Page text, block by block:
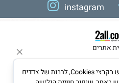
instagram
אתרים
לידיעתך, באתרנו נעשה שימוש בקבצי Cookies, לרבות של צדדים